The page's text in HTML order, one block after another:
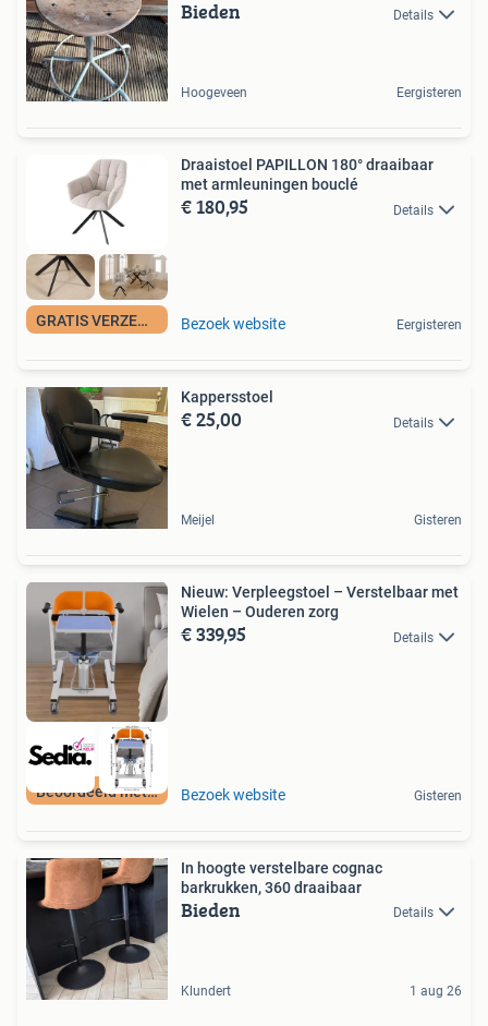
Bieden Details
Hoogeveen Eergisteren
GRATIS VERZENDING
Draaistoel PAPILLON 180° draaibaar
met armleuningen bouclé
€ 180,95 Details
Bezoek website Eergisteren
Kappersstoel
€ 25,00 Details
Meijel Gisteren
Beoordeeld met 9+
Nieuw: Verpleegstoel – Verstelbaar met
Wielen – Ouderen zorg
€ 339,95 Details
Bezoek website Gisteren
In hoogte verstelbare cognac
barkrukken, 360 draaibaar
Bieden Details
Klundert 1 aug 26